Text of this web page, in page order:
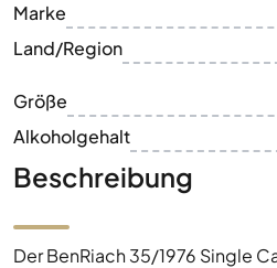
Marke
Land/Region
Größe
Alkoholgehalt
Beschreibung
Der BenRiach 35/1976 Single